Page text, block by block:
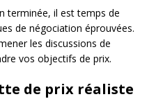
terminée, il est temps de
de négociation éprouvées.
les discussions de
vos objectifs de prix.
de prix réaliste